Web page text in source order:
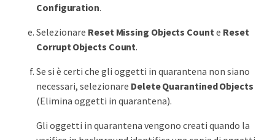
Configuration.
Selezionare Reset Missing Objects Count e Reset
Corrupt Objects Count.
Se si è certi che gli oggetti in quarantena non siano
necessari, selezionare Delete Quarantined Objects
(Elimina oggetti in quarantena).
Gli oggetti in quarantena vengono creati quando la